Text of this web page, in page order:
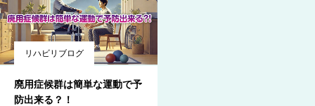
リハビリブログ
廃用症候群は簡単な運動で予
防出来る？！